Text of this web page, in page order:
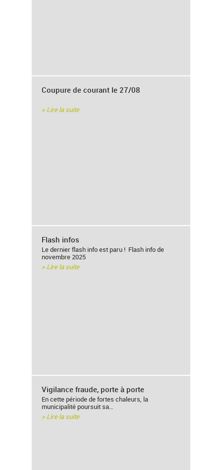
Coupure de courant le 27/08
> Lire la suite
Flash infos
Le dernier flash info est paru ! Flash info de
novembre 2025
> Lire la suite
Vigilance fraude, porte à porte
En cette période de fortes chaleurs, la
municipalité poursuit sa…
> Lire la suite